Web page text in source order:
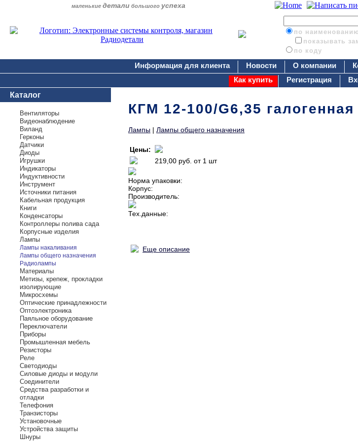
маленькие детали большого успеха
по
показывать
по коду
Информация для клиента Новости О компании
Как купить
Регистрация
Каталог
Вентиляторы
Видеонаблюдение
Виланд
Герконы
Датчики
Диоды
Игрушки
Индикаторы
Индуктивности
Инструмент
Источники питания
Кабельная продукция
Книги
Конденсаторы
Контроллеры полива сада
Корпусные изделия
Лампы
Лампы накаливания
Лампы общего назначения
Радиолампы
Материалы
Метизы, крепеж, прокладки
изолирующие
Микросхемы
Оптические принадлежности
Оптоэлектроника
Паяльное оборудование
Переключатели
Приборы
Промышленная мебель
Резисторы
Реле
Светодиоды
Силовые диоды и модули
Соединители
Средства разработки и
отладки
Телефония
Транзисторы
Установочные
Устройства защиты
Шнуры
КГМ 12-100/G6,35 галогенная
Лампы | Лампы общего назначения
Цены:
219,00 руб. от 1 шт
Норма упаковки:
Корпус:
Производитель:
Тех.данные:
Еще описание